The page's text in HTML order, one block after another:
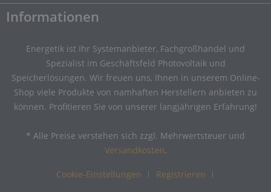
Informationen
Energetik ist Ihr Systemanbieter, Fachgroßhandel und
Spezialist im Geschäftsfeld Photovoltaik und
Speicherlösungen. Wir freuen uns, Ihnen in unserem Online-
Shop viele Produkte von namhaften Herstellern anbieten zu
können. Profitieren Sie von unserer langjährigen Erfahrung!
* Alle Preise verstehen sich zzgl. Mehrwertsteuer und
Versandkosten.
Cookie-Einstellungen
Registrieren